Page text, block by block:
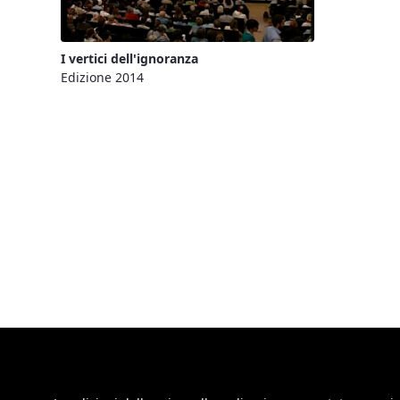
I vertici dell'ignoranza
Edizione 2014